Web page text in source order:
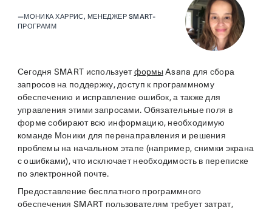
—МОНИКА ХАРРИС, МЕНЕДЖЕР SMART-
ПРОГРАММ
Сегодня SMART используетформы Asana для сбора
запросов на поддержку, доступ к программному
обеспечению и исправление ошибок, а также для
управления этими запросами. Обязательные поля в
форме собирают всю информацию, необходимую
команде Моники для перенаправления и решения
проблемы на начальном этапе (например, снимки экрана
с ошибками), что исключает необходимость в переписке
по электронной почте.
Предоставление бесплатного программного
обеспечения SMART пользователям требует затрат,